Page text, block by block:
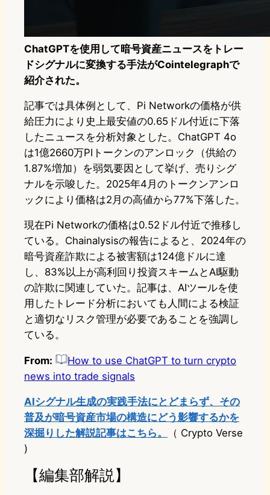
ChatGPTを使用して暗号資産ニュースをトレー
ドシグナルに変換する手法がCointelegraphで
紹介された。
記事では具体例として、Pi Networkの価格が供
給圧力により史上最安値の0.65ドル付近に下落
したニュースを分析対象とした。ChatGPT 4o
は1億2660万PIトークンのアンロック（供給の
1.87%増加）を弱気要因として挙げ、売りシグ
ナルを示唆した。2025年4月のトークンアンロ
ックにより価格は2月の高値から77%下落した。
現在Pi Networkの価格は0.52ドル付近で推移し
ている。Chainalysisの報告によると、2024年の
暗号資産詐欺による被害額は124億ドルに達
し、83%以上が高利回り投資スキームとAI駆動
の詐欺に関連していた。記事は、AIツールを使
用したトレード分析においても人間による検証
と適切なリスク管理が必要であることを強調し
ている。
From:
How to use ChatGPT to turn crypto
news into trade signals
AIシグナル生成の実践手法にとどまらず、その
普及が暗号資産市場の構造にどう影響するかを
深掘りした解説記事はこちら。
（ Crypto Verse
)
【編集部解説】